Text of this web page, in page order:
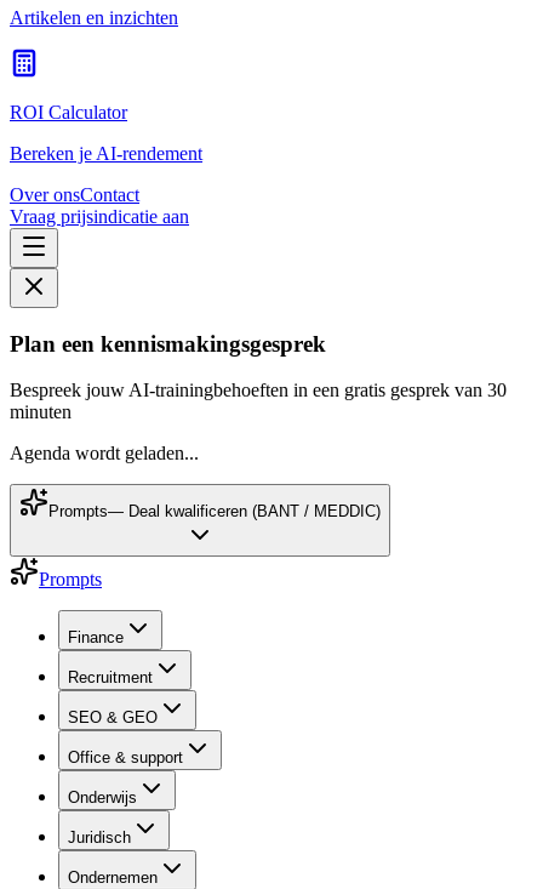
Artikelen en inzichten
ROI Calculator
Bereken je AI-rendement
Over onsContact
Vraag prijsindicatie aan
Plan een kennismakingsgesprek
Bespreek jouw AI-trainingbehoeften in een gratis gesprek van 30
minuten
Agenda wordt geladen...
Prompts— Deal kwalificeren (BANT / MEDDIC)
Prompts
Finance
Recruitment
SEO & GEO
Office & support
Onderwijs
Juridisch
Ondernemen